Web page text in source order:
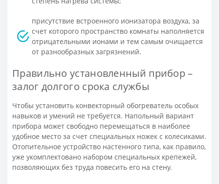
присутствие встроенного ионизатора воздуха, за
счет которого пространство комнаты наполняется
отрицательными ионами и тем самым очищается
от разнообразных загрязнений.
Правильно установленный прибор –
залог долгого срока службы
Чтобы установить конвекторный обогреватель особых
навыков и умений не требуется. Напольный вариант
прибора может свободно перемещаться в наиболее
удобное место за счет специальных ножек с колесиками.
Отопительное устройство настенного типа, как правило,
уже укомплектовано набором специальных крепежей,
позволяющих без труда повесить его на стену.